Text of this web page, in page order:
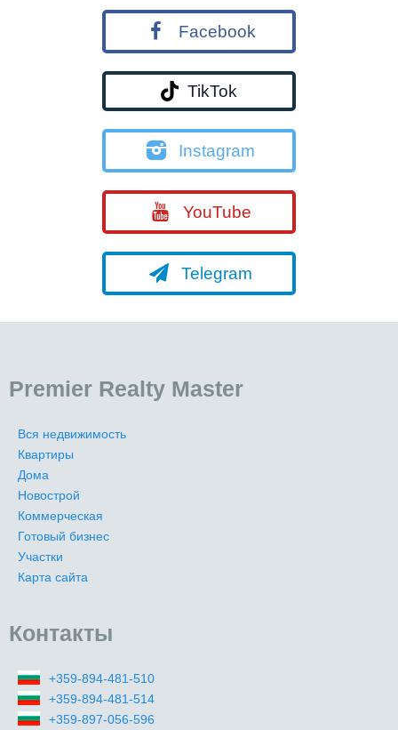
Facebook
TikTok
Instagram
YouTube
Telegram
Premier Realty Master
Вся недвижимость
Квартиры
Дома
Новострой
Коммерческая
Готовый бизнес
Участки
Карта сайта
Контакты
+359-894-481-510
+359-894-481-514
+359-897-056-596